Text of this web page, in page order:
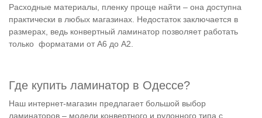
Расходные материалы, пленку проще найти – она доступна
практически в любых магазинах. Недостаток заключается в
размерах, ведь конвертный ламинатор позволяет работать
только форматами от А6 до А2.
Где купить ламинатор в Одессе?
Наш интернет-магазин предлагает большой выбор
ламинаторов – модели конвертного и рулонного типа с